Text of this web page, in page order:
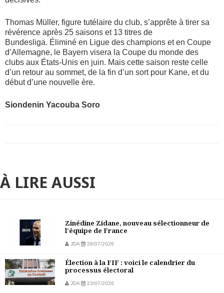
Thomas Müller, figure tutélaire du club, s’apprête à tirer sa
révérence après 25 saisons et 13 titres de
Bundesliga. Éliminé en Ligue des champions et en Coupe
d’Allemagne, le Bayern visera la Coupe du monde des
clubs aux États-Unis en juin. Mais cette saison reste celle
d’un retour au sommet, de la fin d’un sort pour Kane, et du
début d’une nouvelle ère.
Siondenin Yacouba Soro
À LIRE AUSSI
Zinédine Zidane, nouveau sélectionneur de
l'équipe de France
JDA 28/07/2026
Élection à la FIF : voici le calendrier du
processus électoral
JDA 23/07/2026